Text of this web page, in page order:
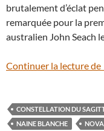
brutalement d’éclat
remarquée pour la
australien John Seach
Continuer la lecture de
CONSTELLATION DU
NAINE BLANCHE
NOVA